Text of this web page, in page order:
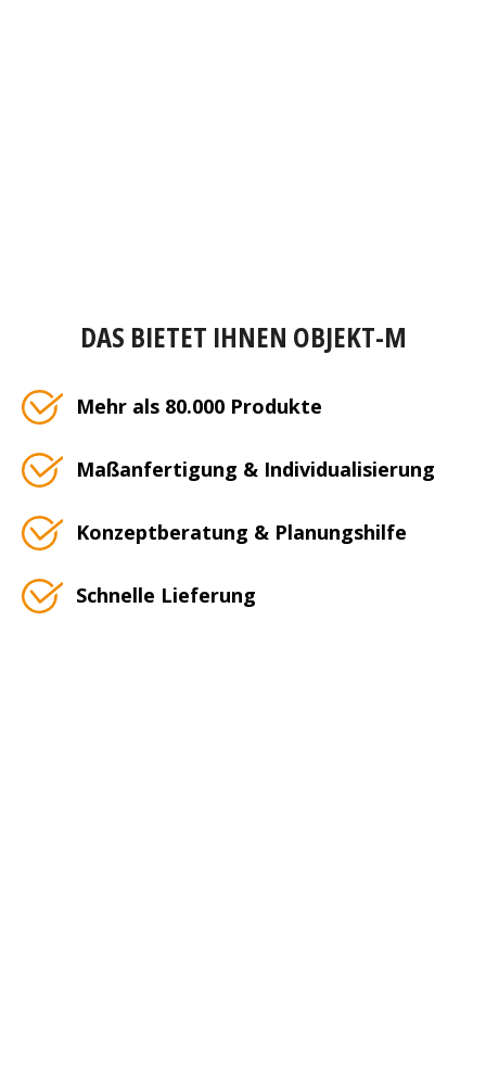
DAS BIETET IHNEN OBJEKT-M
Mehr als 80.000 Produkte
Maßanfertigung & Individualisierung
Konzeptberatung & Planungshilfe
Schnelle Lieferung